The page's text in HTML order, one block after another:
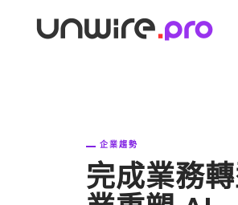
企業趨勢
完成業務